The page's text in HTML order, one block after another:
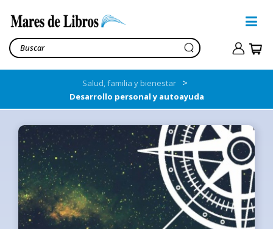
Salud, familia y bienestar >
Desarrollo personal y autoayuda